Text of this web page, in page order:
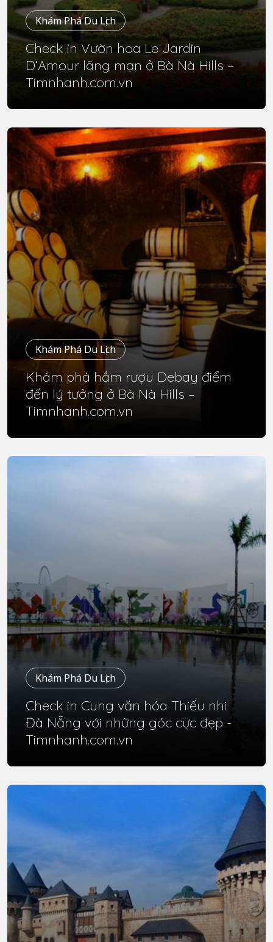
Khám Phá Du Lịch
Check in Vườn hoa Le Jardin
D’Amour lãng mạn ở Bà Nà Hills –
Timnhanh.com.vn
Khám Phá Du Lịch
Khám phá hầm rượu Debay điểm
đến lý tưởng ở Bà Nà Hills –
Timnhanh.com.vn
Khám Phá Du Lịch
Check in Cung văn hóa Thiếu nhi
Đà Nẵng với những góc cực đẹp -
Timnhanh.com.vn